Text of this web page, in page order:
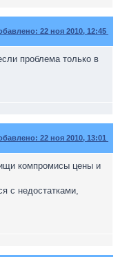
22 ноя 2010, 12:45
проблема только в
22 ноя 2010, 13:01
компромисы цены и
с недостатками,